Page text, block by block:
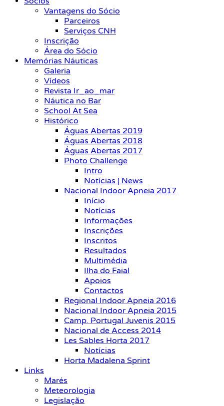
Vantagens do Sócio
Parceiros
Serviços CNH
Inscrição
Área do Sócio
Memórias Náuticas
Galeria
Vídeos
Revista Ir_ao_mar
Náutica no Bar
School At Sea
Histórico
Águas Abertas 2019
Águas Abertas 2018
Águas Abertas 2017
Photo Challenge
Intro
Notícias | News
Nacional Indoor Apneia 2017
Início
Notícias
Informações
Inscrições
Inscritos
Resultados
Multimédia
Ilha do Faial
Apoios
Contactos
Regional Indoor Apneia 2016
Nacional Indoor Apneia 2015
Camp. Portugal Juvenis 2015
Nacional de Access 2014
Les Sables Horta 2017
Notícias
Horta Madalena Sprint
Links
Marés
Meteorologia
Legislação